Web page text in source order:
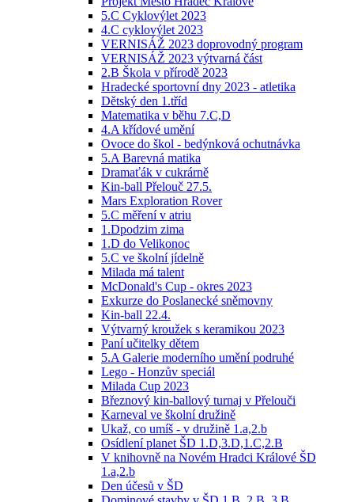
5.C Cyklovýlet 2023
4.C cyklovýlet 2023
VERNISÁŽ 2023 doprovodný program
VERNISÁŽ 2023 výtvarná část
2.B Škola v přírodě 2023
Hradecké sportovní dny 2023 - atletika
Dětský den 1.tříd
Matematika v běhu 7.C,D
4.A křídové umění
Ovoce do škol - bedýnková ochutnávka
5.A Barevná matika
Dramaťák v cukrárně
Kin-ball Přelouč 27.5.
Mars Exploration Rover
5.C měření v atriu
1.Dpodzim zima
1.D do Velikonoc
5.C ve školní jídelně
Milada má talent
McDonald's Cup - okres 2023
Exkurze do Poslanecké sněmovny
Kin-ball 22.4.
Výtvarný kroužek s keramikou 2023
Paní učitelky dětem
5.A Galerie moderního umění podruhé
Lego - Honzův speciál
Milada Cup 2023
Březnový kin-ballový turnaj v Přelouči
Karneval ve školní družině
Ukaž, co umíš - v družině 1.a,2.b
Osídlení planet ŠD 1.D,3.D,1.C,2.B
V knihovně na Novém Hradci Králové ŠD
1.a,2.b
Den účesů v ŠD